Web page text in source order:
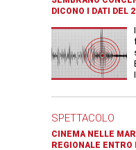
DICONO I DATI DEL
SPETTACOLO
CINEMA NELLE
REGIONALE